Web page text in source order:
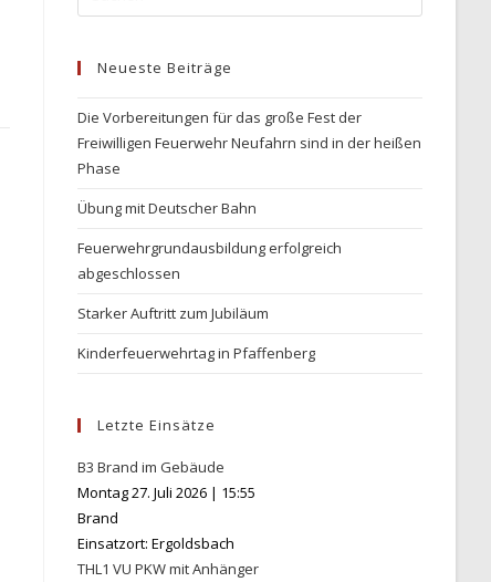
Escape
Neueste Beiträge
Die Vorbereitungen für das große Fest der
Freiwilligen Feuerwehr Neufahrn sind in der heißen
Phase
Übung mit Deutscher Bahn
Feuerwehrgrundausbildung erfolgreich
abgeschlossen
Starker Auftritt zum Jubiläum
Kinderfeuerwehrtag in Pfaffenberg
Letzte Einsätze
B3 Brand im Gebäude
Montag 27. Juli 2026 | 15:55
Brand
Einsatzort: Ergoldsbach
THL1 VU PKW mit Anhänger